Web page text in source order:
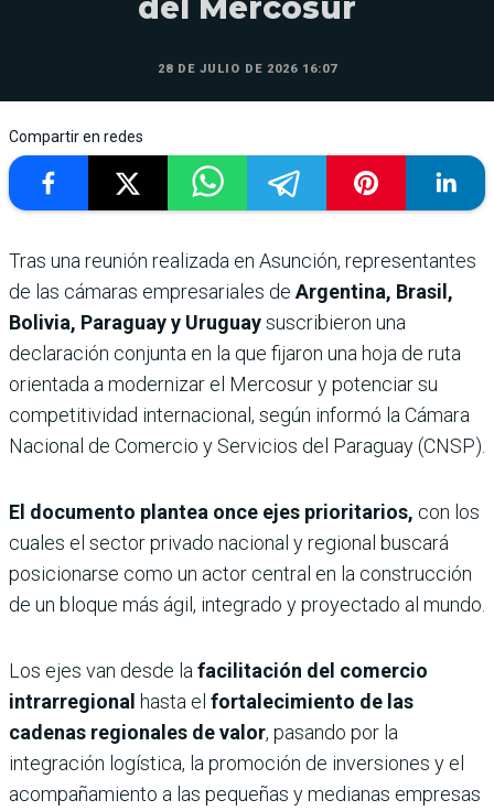
28 DE JULIO DE 2026 16:07
Compartir en redes
Tras una reunión realizada en Asunción, representantes
de las cámaras empresariales de Argentina, Brasil,
Bolivia, Paraguay y Uruguaysuscribieron una
declaración conjunta en la que fijaron una hoja de ruta
orientada a modernizar el Mercosur y potenciar su
competitividad internacional, según informó la Cámara
Nacional de Comercio y Servicios del Paraguay (CNSP).
El documento plantea once ejes prioritarios, con los
cuales el sector privado nacional y regional buscará
posicionarse como un actor central en la construcción
de un bloque más ágil, integrado y proyectado al mundo.
Los ejes van desde la facilitación del comercio
intrarregional hasta el fortalecimiento de las
cadenas regionales de valor, pasando por la
integración logística, la promoción de inversiones y el
acompañamiento a las pequeñas y medianas empresas